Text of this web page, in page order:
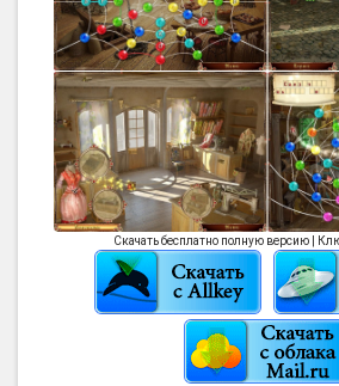
Скачать бесплатно полную версию |